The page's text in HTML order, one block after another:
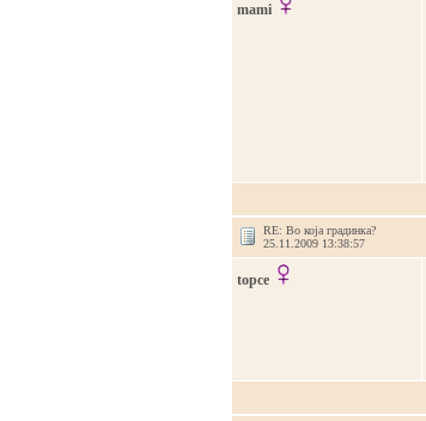
mami
RE: Во која градинка?
25.11.2009 13:38:57
topce